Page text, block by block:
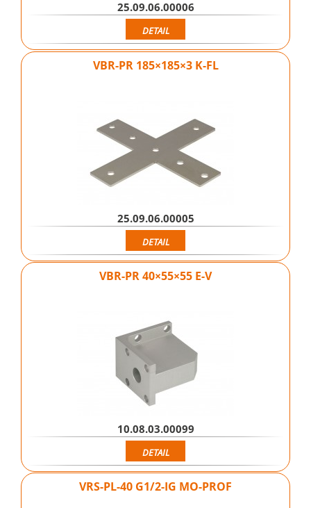
25.09.06.00006
DETAIL
VBR-PR 185×185×3 K-FL
25.09.06.00005
DETAIL
VBR-PR 40×55×55 E-V
10.08.03.00099
DETAIL
VRS-PL-40 G1/2-IG MO-PROF